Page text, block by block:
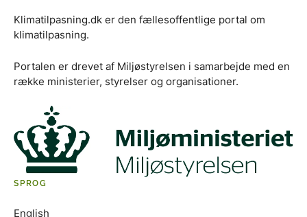
Klimatilpasning.dk er den fællesoffentlige portal om
klimatilpasning.
Portalen er drevet af Miljøstyrelsen i samarbejde med en
række ministerier, styrelser og organisationer.
SPROG
English